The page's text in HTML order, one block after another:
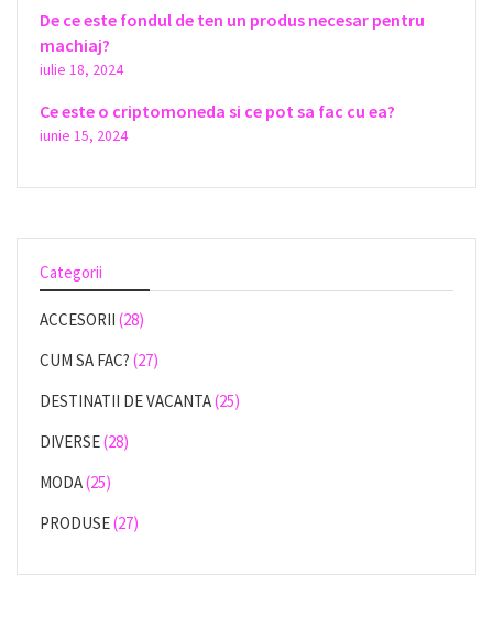
De ce este fondul de ten un produs necesar pentru
machiaj?
iulie 18, 2024
Ce este o criptomoneda si ce pot sa fac cu ea?
iunie 15, 2024
Categorii
ACCESORII (28)
CUM SA FAC? (27)
DESTINATII DE VACANTA(25)
DIVERSE(28)
MODA(25)
PRODUSE(27)